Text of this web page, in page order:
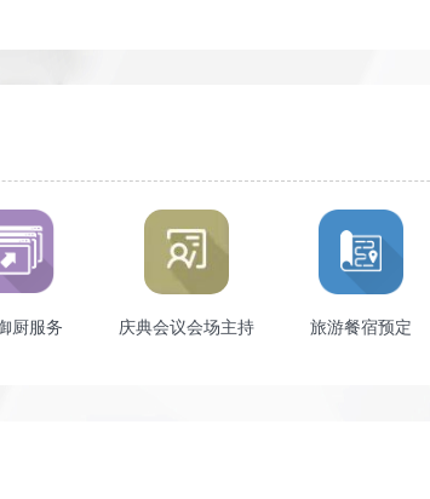
厨服务 庆典会议会场主持 旅游餐宿预定